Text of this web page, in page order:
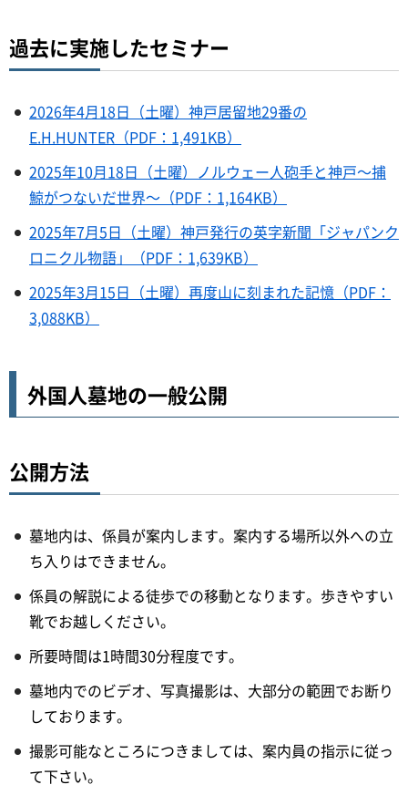
過去に実施したセミナー
2026年4月18日（土曜）神戸居留地29番の
E.H.HUNTER（PDF：1,491KB）
2025年10月18日（土曜）ノルウェー人砲手と神戸～捕
鯨がつないだ世界～（PDF：1,164KB）
2025年7月5日（土曜）神戸発行の英字新聞「ジャパンク
ロニクル物語」（PDF：1,639KB）
2025年3月15日（土曜）再度山に刻まれた記憶（PDF：
3,088KB）
外国人墓地の一般公開
公開方法
墓地内は、係員が案内します。案内する場所以外への立
ち入りはできません。
係員の解説による徒歩での移動となります。歩きやすい
靴でお越しください。
所要時間は1時間30分程度です。
墓地内でのビデオ、写真撮影は、大部分の範囲でお断り
しております。
撮影可能なところにつきましては、案内員の指示に従っ
て下さい。